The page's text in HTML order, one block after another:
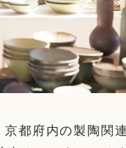
都府内の製陶関